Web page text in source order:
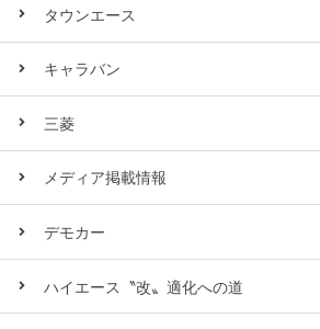
タウンエース
キャラバン
三菱
メディア掲載情報
デモカー
ハイエース〝改〟適化への道